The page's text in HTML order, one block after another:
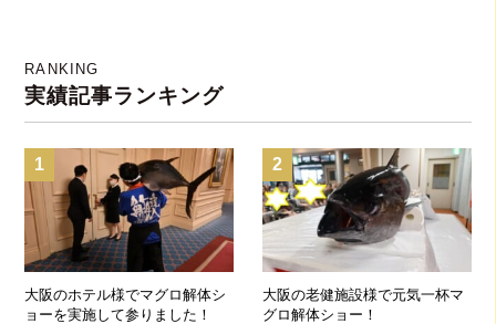
RANKING
実績記事ランキング
1
大阪のホテル様でマグロ解体シ
ョーを実施して参りました！
2
大阪の老健施設様で元気一杯マ
グロ解体ショー！